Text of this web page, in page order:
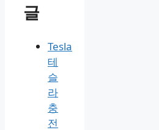
글
Tesla
테
슬
라
충
전